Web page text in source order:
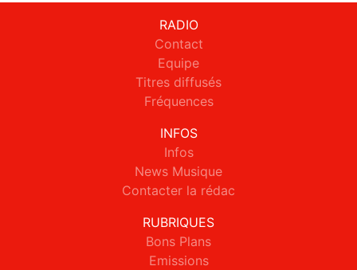
RADIO
Contact
Equipe
Titres diffusés
Fréquences
INFOS
Infos
News Musique
Contacter la rédac
RUBRIQUES
Bons Plans
Emissions